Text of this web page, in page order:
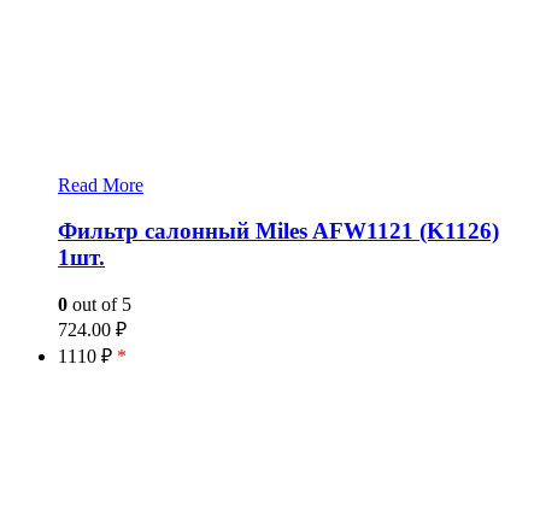
Read More
Фильтр салонный Miles AFW1121 (K1126)
1шт.
0 out of 5
724.00 ₽
1110 ₽ *